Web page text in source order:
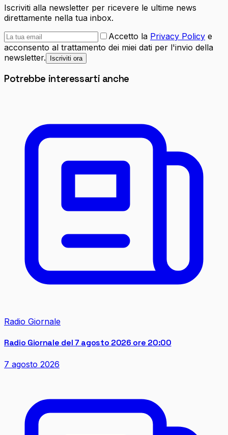
Iscriviti alla newsletter per ricevere le ultime news
direttamente nella tua inbox.
Accetto la Privacy Policy e
acconsento al trattamento dei miei dati per l'invio della
newsletter.
Iscriviti ora
Potrebbe interessarti anche
Radio Giornale
Radio Giornale del 7 agosto 2026 ore 20:00
7 agosto 2026